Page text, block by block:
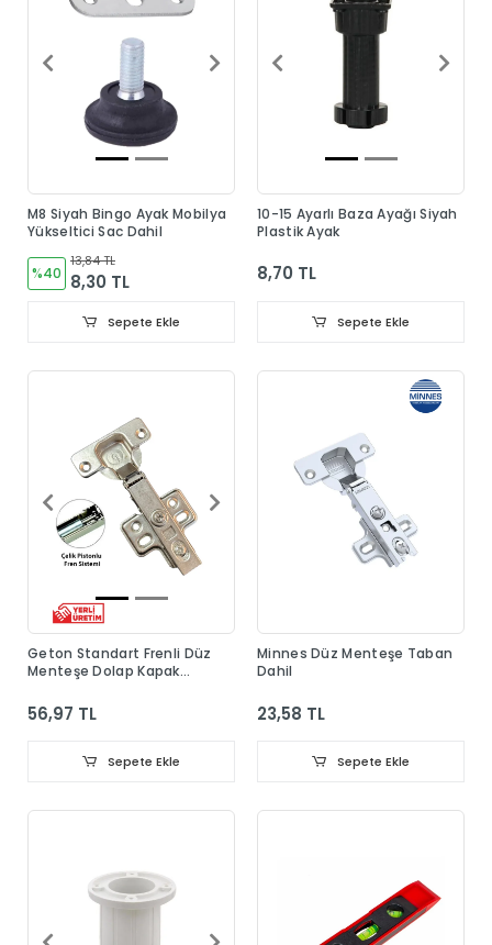
M8 Siyah Bingo Ayak Mobilya
Yükseltici Sac Dahil
%40
13,84 TL
8,30 TL
Sepete Ekle
10-15 Ayarlı Baza Ayağı Siyah
Plastik Ayak
8,70 TL
Sepete Ekle
Geton Standart Frenli Düz
Menteşe Dolap Kapak
56,97 TL
Sepete Ekle
Minnes Düz Menteşe Taban
Dahil
23,58 TL
Sepete Ekle